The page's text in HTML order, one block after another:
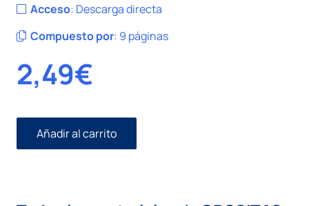
Acceso: Descarga directa
Compuesto por: 9 páginas
2,49€
Procedimiento
ordinario
Añadir al carrito